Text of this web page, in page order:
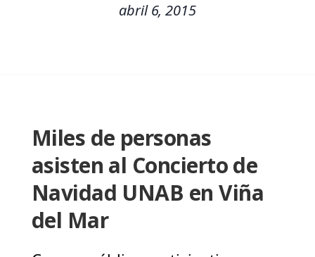
abril 6, 2015
Miles de personas
asisten al Concierto de
Navidad UNAB en Viña
del Mar